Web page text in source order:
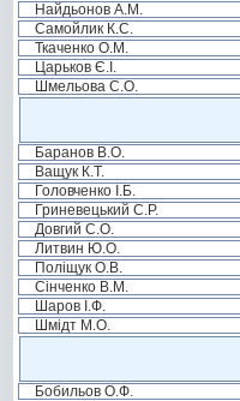
Найдьонов А.М.
Самойлик К.С.
Ткаченко О.М.
Царьков Є.І.
Шмельова С.О.
Баранов В.О.
Ващук К.Т.
Головченко І.Б.
Гриневецький С.Р.
Довгий С.О.
Литвин Ю.О.
Поліщук О.В.
Сінченко В.М.
Шаров І.Ф.
Шмідт М.О.
Бобильов О.Ф.